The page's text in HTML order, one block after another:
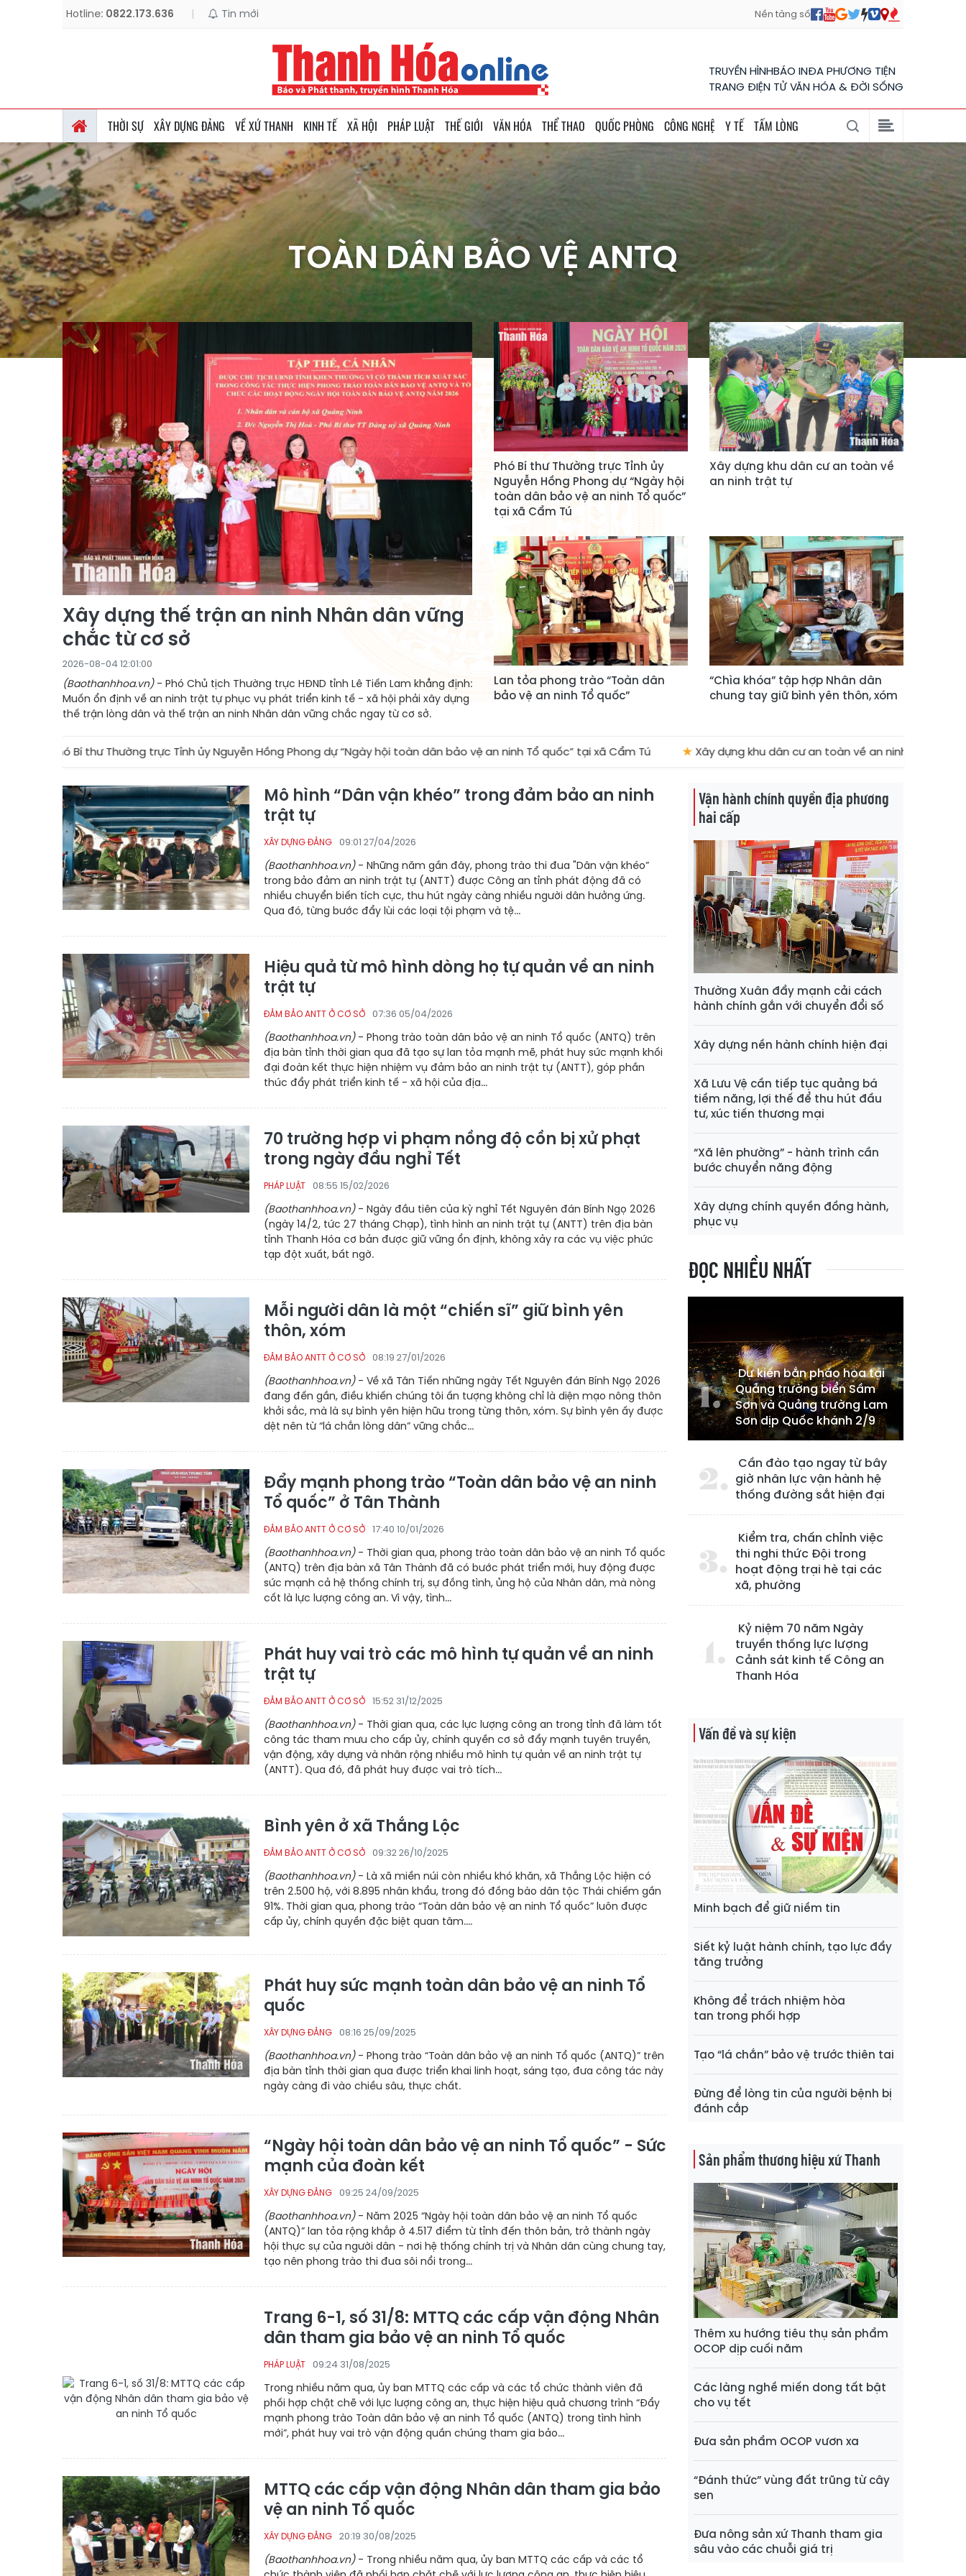
Hotline: 0822.173.636 | Tin mới Nền tảng số
TRUYỀN HÌNHBÁO INĐA PHƯƠNG TIỆN
TRANG ĐIỆN TỬ VĂN HÓA & ĐỜI SỐNG
THỜI SỰ XÂY DỰNG ĐẢNG VỀ XỨ THANH KINH TẾ XÃ HỘI PHÁP LUẬT THẾ GIỚI VĂN HÓA THỂ THAO QUỐC PHÒNG CÔNG NGHỆ Y TẾ TẤM LÒNG
TOÀN DÂN BẢO VỆ ANTQ
Xây dựng thế trận an ninh Nhân dân vững
chắc từ cơ sở
2026-08-04 12:01:00
(Baothanhhoa.vn)- Phó Chủ tịch Thường trực HĐND tỉnh Lê Tiến Lam khẳng định:
Muốn ổn định về an ninh trật tự phục vụ phát triển kinh tế - xã hội phải xây dựng
thế trận lòng dân và thế trận an ninh Nhân dân vững chắc ngay từ cơ sở.
Phó Bí thư Thường trực Tỉnh ủy
Nguyễn Hồng Phong dự “Ngày hội
toàn dân bảo vệ an ninh Tổ quốc”
tại xã Cẩm Tú
Xây dựng khu dân cư an toàn về
an ninh trật tự
Lan tỏa phong trào “Toàn dân
bảo vệ an ninh Tổ quốc”
“Chìa khóa” tập hợp Nhân dân
chung tay giữ bình yên thôn, xóm
Bí thư Thường trực Tỉnh ủy Nguyễn Hồng Phong dự “Ngày hội toàn dân bảo vệ an ninh Tổ quốc” tại xã Cẩm Tú ★ Xây dựng khu dân cư an toàn về an ninh trật tự
Mô hình “Dân vận khéo” trong đảm bảo an ninh
trật tự
XÂY DỰNG ĐẢNG 09:01 27/04/2026
(Baothanhhoa.vn)- Những năm gần đây, phong trào thi đua "Dân vận khéo”
trong bảo đảm an ninh trật tự (ANTT) được Công an tỉnh phát động đã có
nhiều chuyển biến tích cực, thu hút ngày càng nhiều người dân hưởng ứng.
Qua đó, từng bước đẩy lùi các loại tội phạm và tệ...
Hiệu quả từ mô hình dòng họ tự quản về an ninh
trật tự
ĐẢM BẢO ANTT Ở CƠ SỞ 07:36 05/04/2026
(Baothanhhoa.vn)- Phong trào toàn dân bảo vệ an ninh Tổ quốc (ANTQ) trên
địa bàn tỉnh thời gian qua đã tạo sự lan tỏa mạnh mẽ, phát huy sức mạnh khối
đại đoàn kết thực hiện nhiệm vụ đảm bảo an ninh trật tự (ANTT), góp phần
thúc đẩy phát triển kinh tế - xã hội của địa...
70 trường hợp vi phạm nồng độ cồn bị xử phạt
trong ngày đầu nghỉ Tết
PHÁP LUẬT 08:55 15/02/2026
(Baothanhhoa.vn)- Ngày đầu tiên của kỳ nghỉ Tết Nguyên đán Bính Ngọ 2026
(ngày 14/2, tức 27 tháng Chạp), tình hình an ninh trật tự (ANTT) trên địa bàn
tỉnh Thanh Hóa cơ bản được giữ vững ổn định, không xảy ra các vụ việc phức
tạp đột xuất, bất ngờ.
Mỗi người dân là một “chiến sĩ” giữ bình yên
thôn, xóm
ĐẢM BẢO ANTT Ở CƠ SỞ 08:19 27/01/2026
(Baothanhhoa.vn)- Về xã Tân Tiến những ngày Tết Nguyên đán Bính Ngọ 2026
đang đến gần, điều khiến chúng tôi ấn tượng không chỉ là diện mạo nông thôn
khởi sắc, mà là sự bình yên hiện hữu trong từng thôn, xóm. Sự bình yên ấy được
dệt nên từ “lá chắn lòng dân” vững chắc...
Đẩy mạnh phong trào “Toàn dân bảo vệ an ninh
Tổ quốc” ở Tân Thành
ĐẢM BẢO ANTT Ở CƠ SỞ 17:40 10/01/2026
(Baothanhhoa.vn)- Thời gian qua, phong trào toàn dân bảo vệ an ninh Tổ quốc
(ANTQ) trên địa bàn xã Tân Thành đã có bước phát triển mới, huy động được
sức mạnh cả hệ thống chính trị, sự đồng tình, ủng hộ của Nhân dân, mà nòng
cốt là lực lượng công an. Vì vậy, tình...
Phát huy vai trò các mô hình tự quản về an ninh
trật tự
ĐẢM BẢO ANTT Ở CƠ SỞ 15:52 31/12/2025
(Baothanhhoa.vn)- Thời gian qua, các lực lượng công an trong tỉnh đã làm tốt
công tác tham mưu cho cấp ủy, chính quyền cơ sở đẩy mạnh tuyên truyền,
vận động, xây dựng và nhân rộng nhiều mô hình tự quản về an ninh trật tự
(ANTT). Qua đó, đã phát huy được vai trò tích...
Bình yên ở xã Thắng Lộc
ĐẢM BẢO ANTT Ở CƠ SỞ 09:32 26/10/2025
(Baothanhhoa.vn)- Là xã miền núi còn nhiều khó khăn, xã Thắng Lộc hiện có
trên 2.500 hộ, với 8.895 nhân khẩu, trong đó đồng bào dân tộc Thái chiếm gần
91%. Thời gian qua, phong trào “Toàn dân bảo vệ an ninh Tổ quốc” luôn được
cấp ủy, chính quyền đặc biệt quan tâm....
Phát huy sức mạnh toàn dân bảo vệ an ninh Tổ
quốc
XÂY DỰNG ĐẢNG 08:16 25/09/2025
(Baothanhhoa.vn)- Phong trào “Toàn dân bảo vệ an ninh Tổ quốc (ANTQ)” trên
địa bàn tỉnh thời gian qua được triển khai linh hoạt, sáng tạo, đưa công tác này
ngày càng đi vào chiều sâu, thực chất.
“Ngày hội toàn dân bảo vệ an ninh Tổ quốc” - Sức
mạnh của đoàn kết
XÂY DỰNG ĐẢNG 09:25 24/09/2025
(Baothanhhoa.vn)- Năm 2025 “Ngày hội toàn dân bảo vệ an ninh Tổ quốc
(ANTQ)” lan tỏa rộng khắp ở 4.517 điểm từ tỉnh đến thôn bản, trở thành ngày
hội thực sự của người dân - nơi hệ thống chính trị và Nhân dân cùng chung tay,
tạo nên phong trào thi đua sôi nổi trong...
Trang 6-1, số 31/8: MTTQ các cấp vận động Nhân
dân tham gia bảo vệ an ninh Tổ quốc
PHÁP LUẬT 09:24 31/08/2025
Trong nhiều năm qua, ủy ban MTTQ các cấp và các tổ chức thành viên đã
phối hợp chặt chẽ với lực lượng công an, thực hiện hiệu quả chương trình “Đẩy
mạnh phong trào Toàn dân bảo vệ an ninh Tổ quốc (ANTQ) trong tình hình
mới”, phát huy vai trò vận động quần chúng tham gia bảo...
MTTQ các cấp vận động Nhân dân tham gia bảo
vệ an ninh Tổ quốc
XÂY DỰNG ĐẢNG 20:19 30/08/2025
(Baothanhhoa.vn)- Trong nhiều năm qua, ủy ban MTTQ các cấp và các tổ
Vận hành chính quyền địa phương
hai cấp
Thường Xuân đẩy mạnh cải cách
hành chính gắn với chuyển đổi số
Xây dựng nền hành chính hiện đại
Xã Lưu Vệ cần tiếp tục quảng bá
tiềm năng, lợi thế để thu hút đầu
tư, xúc tiến thương mại
“Xã lên phường” - hành trình cần
bước chuyển năng động
Xây dựng chính quyền đồng hành,
phục vụ
ĐỌC NHIỀU NHẤT
Dự kiến bắn pháo hoa tại
Quảng trường biển Sầm
Sơn và Quảng trường Lam
Sơn dịp Quốc khánh 2/9
Cần đào tạo ngay từ bây
giờ nhân lực vận hành hệ
thống đường sắt hiện đại
Kiểm tra, chấn chỉnh việc
thi nghi thức Đội trong
hoạt động trại hè tại các
xã, phường
Kỷ niệm 70 năm Ngày
truyền thống lực lượng
Cảnh sát kinh tế Công an
Thanh Hóa
Vấn đề và sự kiện
Minh bạch để giữ niềm tin
Siết kỷ luật hành chính, tạo lực đẩy
tăng trưởng
Không để trách nhiệm hòa
tan trong phối hợp
Tạo “lá chắn” bảo vệ trước thiên tai
Đừng để lòng tin của người bệnh bị
đánh cắp
Sản phẩm thương hiệu xứ Thanh
Thêm xu hướng tiêu thụ sản phẩm
OCOP dịp cuối năm
Các làng nghề miến dong tất bật
cho vụ tết
Đưa sản phẩm OCOP vươn xa
“Đánh thức” vùng đất trũng từ cây
sen
Đưa nông sản xứ Thanh tham gia
sâu vào các chuỗi giá trị